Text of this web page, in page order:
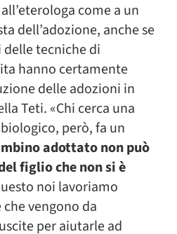
come a un
dell’adozione, anche se
delle tecniche di
hanno certamente
delle adozioni in
Teti. «Chi cerca una
però, fa un
adottato non può
figlio che non si è
noi lavoriamo
vengono da
per aiutarle ad